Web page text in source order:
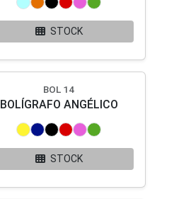
STOCK
BOL 14
BOLÍGRAFO ANGÉLICO
STOCK